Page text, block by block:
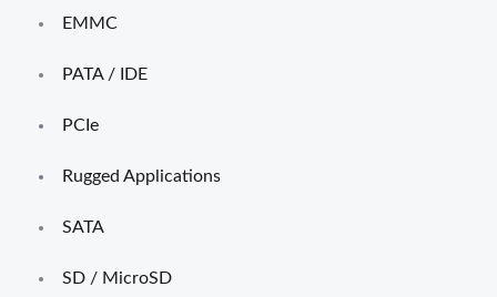
EMMC
PATA / IDE
PCIe
Rugged Applications
SATA
SD / MicroSD